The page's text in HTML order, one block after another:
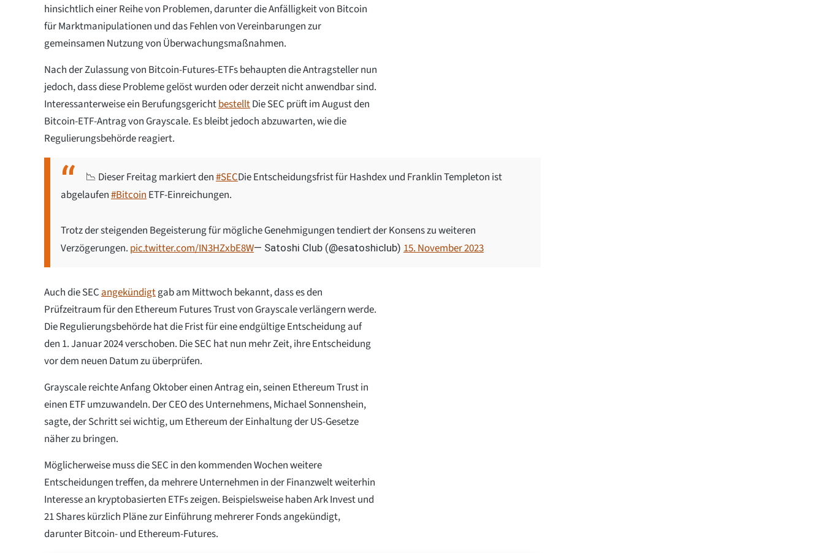
hinsichtlich einer Reihe von Problemen, darunter die Anfälligkeit von Bitcoin
für Marktmanipulationen und das Fehlen von Vereinbarungen zur
gemeinsamen Nutzung von Überwachungsmaßnahmen.
Nach der Zulassung von Bitcoin-Futures-ETFs behaupten die Antragsteller nun
jedoch, dass diese Probleme gelöst wurden oder derzeit nicht anwendbar sind.
Interessanterweise ein BerufungsgerichtbestelltDie SEC prüft im August den
Bitcoin-ETF-Antrag von Grayscale. Es bleibt jedoch abzuwarten, wie die
Regulierungsbehörde reagiert.
📉 Dieser Freitag markiert den#SECDie Entscheidungsfrist für Hashdex und Franklin Templeton ist
abgelaufen#Bitcoin ETF-Einreichungen.
Trotz der steigenden Begeisterung für mögliche Genehmigungen tendiert der Konsens zu weiteren
Verzögerungen. pic.twitter.com/IN3HZxbE8W— Satoshi Club (@esatoshiclub) 15. November 2023
Auch die SEC angekündigtgab am Mittwoch bekannt, dass es den
Prüfzeitraum für den Ethereum Futures Trust von Grayscale verlängern werde.
Die Regulierungsbehörde hat die Frist für eine endgültige Entscheidung auf
den 1. Januar 2024 verschoben. Die SEC hat nun mehr Zeit, ihre Entscheidung
vor dem neuen Datum zu überprüfen.
Grayscale reichte Anfang Oktober einen Antrag ein, seinen Ethereum Trust in
einen ETF umzuwandeln. Der CEO des Unternehmens, Michael Sonnenshein,
sagte, der Schritt sei wichtig, um Ethereum der Einhaltung der US-Gesetze
näher zu bringen.
Möglicherweise muss die SEC in den kommenden Wochen weitere
Entscheidungen treffen, da mehrere Unternehmen in der Finanzwelt weiterhin
Interesse an kryptobasierten ETFs zeigen. Beispielsweise haben Ark Invest und
21 Shares kürzlich Pläne zur Einführung mehrerer Fonds angekündigt,
darunter Bitcoin- und Ethereum-Futures.